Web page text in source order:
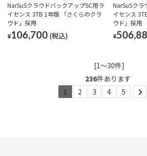
NarSuSクラウドバックアップSC用ラ
イセンス 3TB 1年版 「さくらのクラ
ウド」採用
¥106,700
NarSuSクラ
イセンス
ウド」採用
¥
[1～30件]
236件あります
1
2 3 4 5